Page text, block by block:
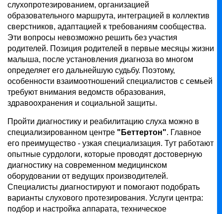
слухопротезированием, организацией
образовательного маршрута, интеграцией в коллектив
сверстников, адаптацией к требованиям сообщества.
Эти вопросы невозможно решить без участия
родителей. Позиция родителей в первые месяцы жизни
малыша, после установления диагноза во многом
определяет его дальнейшую судьбу. Поэтому,
особенности взаимоотношений специалистов с семьей
требуют внимания ведомств образования,
здравоохранения и социальной защиты.
Пройти диагностику и реабилитацию слуха можно в
специализированном центре "Беттертон". Главное
его преимущество - узкая специализация. Тут работают
опытные сурдологи, которые проводят достоверную
диагностику на современном медицинском
оборудовании от ведущих производителей.
Специалисты диагностируют и помогают подобрать
варианты слухового протезирования. Услуги центра:
подбор и настройка аппарата, техническое